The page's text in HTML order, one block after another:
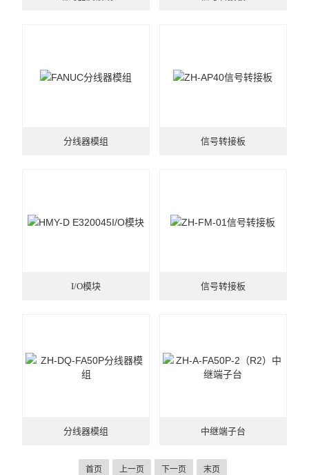
分线器模组 信号转接板
I/O模块 信号转接板
分线器模组 中继端子台
首页 上一页 下一页 末页